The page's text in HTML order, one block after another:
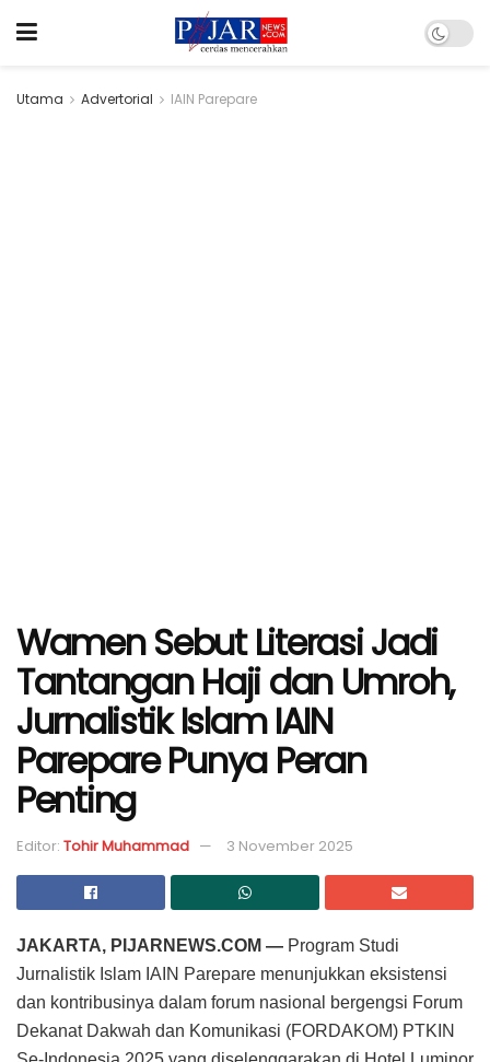
Utama Advertorial IAIN Parepare
Wamen Sebut Literasi Jadi
Tantangan Haji dan Umroh,
Jurnalistik Islam IAIN
Parepare Punya Peran
Penting
Editor: Tohir Muhammad 3 November 2025
JAKARTA, PIJARNEWS.COM — Program Studi
Jurnalistik Islam IAIN Parepare menunjukkan eksistensi
dan kontribusinya dalam forum nasional bergengsi Forum
Dekanat Dakwah dan Komunikasi (FORDAKOM) PTKIN